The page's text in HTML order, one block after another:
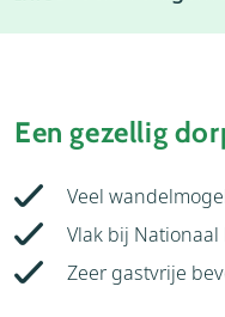
Thema's
Een gezellig
Veel
Vlak bij Nationaal
Zeer gastvrije